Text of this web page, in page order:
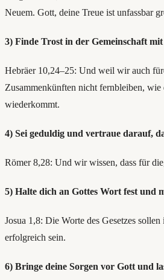
Neuem. Gott, deine Treue ist unfassbar
3) Finde Trost in der Gemeinschaft
Hebräer 10,24–25: Und weil wir auch
Zusammenkünften nicht fernbleiben, wie
wiederkommt.
4) Sei geduldig und vertraue darauf,
Römer 8,28: Und wir wissen, dass für
5) Halte dich an Gottes Wort fest und
Josua 1,8: Die Worte des Gesetzes
erfolgreich sein.
6) Bringe deine Sorgen vor Gott und